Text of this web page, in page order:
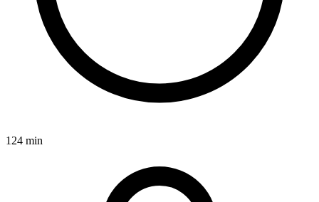
124 min